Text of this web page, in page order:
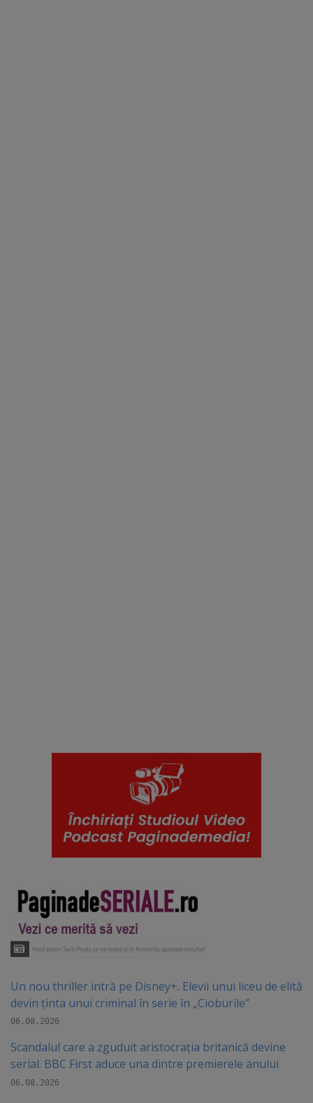
Un nou thriller intră pe Disney+. Elevii unui liceu de elită
devin ținta unui criminal în serie în „Cioburile”
06.08.2026
Scandalul care a zguduit aristocrația britanică devine
serial. BBC First aduce una dintre premierele anului
06.08.2026